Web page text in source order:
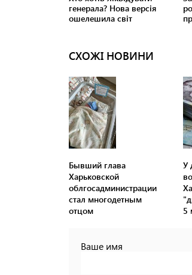
СХОЖІ НОВИНИ
Бывший глава
Харьковской
облгосадминистрации
стал многодетным
отцом
У
5
Ваше имя